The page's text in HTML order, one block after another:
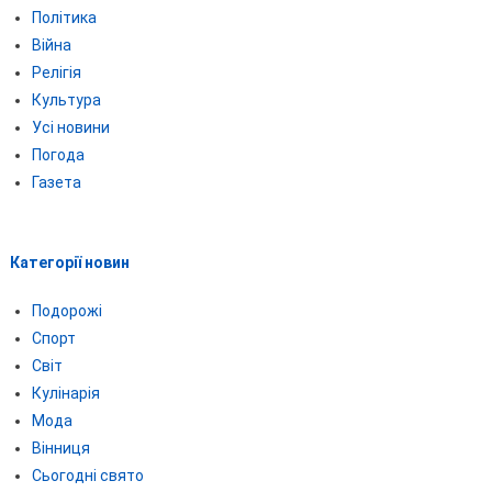
Політика
Війна
Релігія
Культура
Усі новини
Погода
Газета
Категорії новин
Подорожі
Спорт
Світ
Кулінарія
Мода
Вінниця
Сьогодні свято